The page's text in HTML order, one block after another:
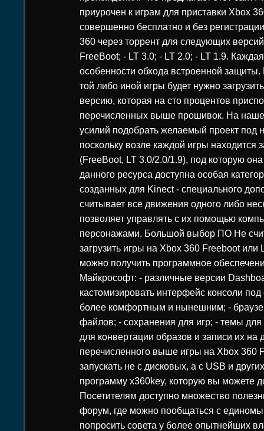
приурочен к играм для приставки Xbox
совершенно бесплатно и без
360 через торрент для следующих
FreeBoot; - LT 3.0; - LT 2.0; - LT 1.9.
особенности обхода встроенной защиты.
той либо иной игры будет нужно
версию, которая на сто процентов
перечисленных выше прошивок. На
усилий подобрать желаемый проект под
поскольку возле каждой игры находится
(FreeBoot, LT 3.0/2.0/1.9), под которую
данного ресурса доступна особая
созданных для Kinect - специального
считывает все движения одного либо
позволяет управлять с их помощью
персонажами. Большой выбор ПО Не
загрузить игры на Xbox 360 Freeboot или
можно получить программное
Майкрософт: - различные версии
кастомизировать интерфейс консоли
более комфортным и нынешним; -
файлов; - сохранения для игр; - темы
для конвертации образов и записи их на
перечисленного выше игры на Xbox 360
запускать не с дисковых, а с USB и
программу x360key, которую вы можете
Посетителям доступно множество
форум, где можно пообщаться с
попросить совета у более опытнейших